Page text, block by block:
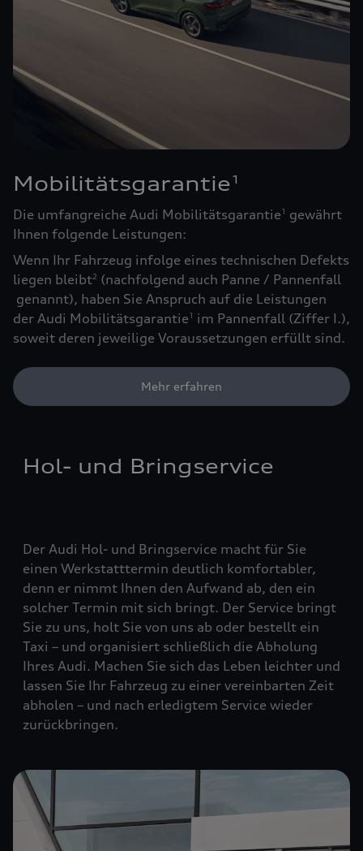
Mobilitätsgarantie1
Die umfangreiche Audi Mobilitätsgarantie1
gewährt
Ihnen folgende Leistungen:
Wenn Ihr Fahrzeug infolge eines technischen Defekts
liegen bleibt2 (nachfolgend auch Panne / Pannenfall
genannt), haben Sie Anspruch auf die Leistungen
der Audi Mobilitätsgarantie1
im Pannenfall (Ziffer I.),
soweit deren jeweilige Voraussetzungen erfüllt sind.
Mehr erfahren
Hol- und Bringservice
Der Audi Hol- und Bringservice macht für Sie
einen Werkstatttermin deutlich komfortabler,
denn er nimmt Ihnen den Aufwand ab, den ein
solcher Termin mit sich bringt. Der Service bringt
Sie zu uns, holt Sie von uns ab oder bestellt ein
Taxi – und organisiert schließlich die Abholung
Ihres Audi. Machen Sie sich das Leben leichter und
lassen Sie Ihr Fahrzeug zu einer vereinbarten Zeit
abholen – und nach erledigtem Service wieder
zurückbringen.